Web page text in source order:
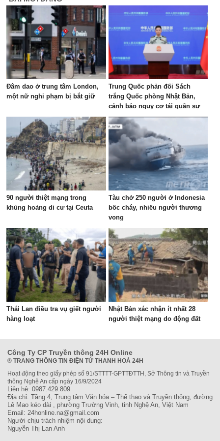
Đâm dao ở trung tâm London,
một nữ nghi phạm bị bắt giữ
Trung Quốc phản đối Sách
trắng Quốc phòng Nhật Bản,
cảnh báo nguy cơ tái quân sự
hóa
90 người thiệt mạng trong
khủng hoảng di cư tại Ceuta
Tàu chở 250 người ở Indonesia
bốc cháy, nhiều người thương
vong
Thái Lan điều tra vụ giết người
hàng loạt
Nhật Bản xác nhận ít nhất 28
người thiệt mạng do động đất
Công Ty CP Truyền thông 24H Online
® TRANG THÔNG TIN ĐIỆN TỬ THANH HOÁ 24H
Hoạt động theo giấy phép số 91/STTTT-GPTTĐTTH, Sở Thông tin và Truyền
thông Nghệ An cấp ngày 16/9/2024
Liên hệ: 0987.429.809
Địa chỉ: Tầng 4, Trung tâm Văn hóa – Thể thao và Truyền thông, đường
Lê Mao kéo dài , phường Trường Vinh, tỉnh Nghệ An, Việt Nam
Email: 24honline.na@gmail.com
Người chịu trách nhiệm nội dung:
Nguyễn Thị Lan Anh